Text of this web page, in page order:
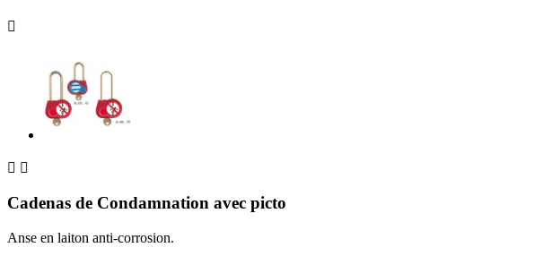

 
Cadenas de Condamnation avec picto
Anse en laiton anti-corrosion.